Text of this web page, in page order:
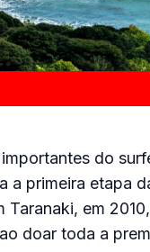
do
a primeira etapa
Taranaki, em
doar toda a